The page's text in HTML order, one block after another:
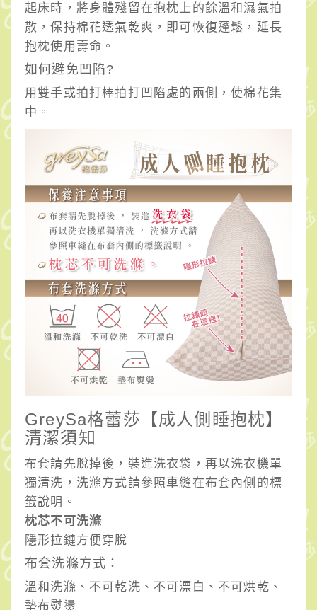
起床時，將身體殘留在抱枕上的餘溫和濕氣拍
散，保持棉花透氣乾爽，即可恢復蓬鬆，延長
抱枕使用壽命。
如何避免凹陷?
用雙手或拍打棒拍打凹陷處的兩側，使棉花集
中。
GreySa格蕾莎【成人側睡抱枕】
清潔須知
布套請先脫掉後，裝進洗衣袋，再以洗衣機單
獨清洗，洗滌方式請參照車縫在布套內側的標
籤說明。
枕芯不可洗滌
隱形拉鏈方便穿脫
布套洗滌方式：
溫和洗滌、不可乾洗、不可漂白、不可烘乾、
墊布熨燙